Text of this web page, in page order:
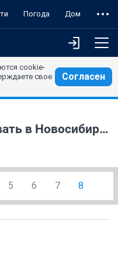
Погода Дом
cookie-
свое
Согласен
Где обучиться и танцевать в Новосибирске
5 6 7 8